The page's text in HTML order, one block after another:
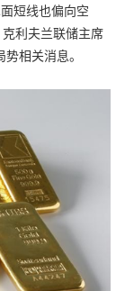
短线也偏向空
利夫兰联储主席
相关消息。